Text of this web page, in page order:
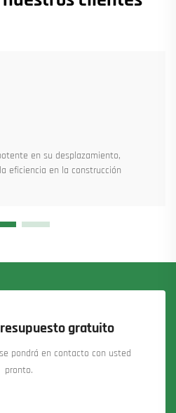
en su desplazamiento,
eficiencia en la construcción
gratuito
pondrá en contacto con usted
pronto.